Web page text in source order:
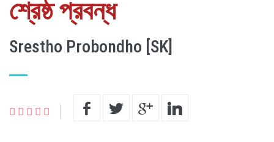
শ্রেষ্ঠ প্রবন্ধ
Srestho Probondho [SK]